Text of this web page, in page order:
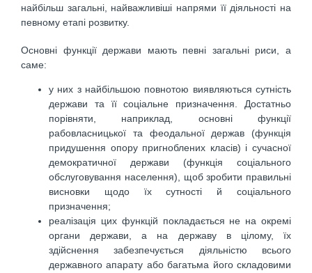
найбільш загальні, найважливіші напрями її діяльності на
певному етапі розвитку.
Основні функції держави мають певні загальні риси, а
саме:
у них з найбільшою повнотою виявляються сутність
держави та її соціальне призначення. Достатньо
порівняти, наприклад, основні функції
рабовласницької та феодальної держав (функція
придушення опору пригноблених класів) і сучасної
демократичної держави (функція соціального
обслуговування населення), щоб зробити правильні
висновки щодо їх сутності й соціального
призначення;
реалізація цих функцій покладається не на окремі
органи держави, а на державу в цілому, їх
здійснення забезпечується діяльністю всього
державного апарату або багатьма його складовими